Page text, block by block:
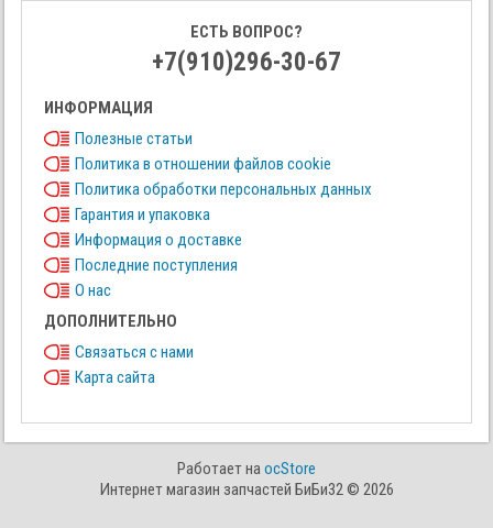
ЕСТЬ ВОПРОС?
+7(910)296-30-67
ИНФОРМАЦИЯ
Полезные статьи
Политика в отношении файлов cookie
Политика обработки персональных данных
Гарантия и упаковка
Информация о доставке
Последние поступления
О нас
ДОПОЛНИТЕЛЬНО
Связаться с нами
Карта сайта
Работает наocStore
Интернет магазин запчастей БиБи32 © 2026